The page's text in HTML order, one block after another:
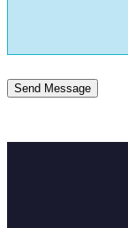
Send Message